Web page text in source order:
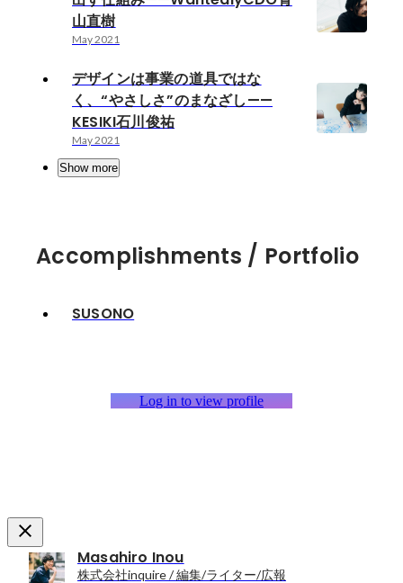
山直樹
May 2021
デザインは事業の道具ではな
く、“やさしさ”のまなざし——
KESIKI石川俊祐
May 2021
Show more
Accomplishments / Portfolio
SUSONO
Log in to view profile
Masahiro Inou
株式会社inquire / 編集/ライター/広報